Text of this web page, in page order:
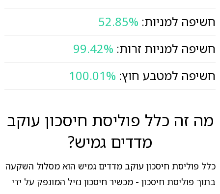
חשיפה למניות: 52.85%
חשיפה למניות זרות: 99.42%
חשיפה למטבע חוץ: 100.01%
מה זה כלל פוליסת חיסכון עוקב
מדדים גמיש?
כלל פוליסת חיסכון עוקב מדדים גמיש הוא מסלול השקעה
בתוך פוליסת חיסכון - מכשיר חיסכון נזיל המונפק על ידי